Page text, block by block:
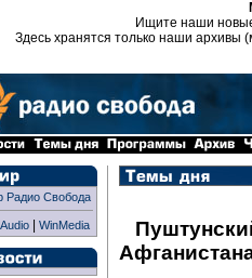
Ищите наши
Здесь хранятся только наши архивы
Радио Свобода
| WinMedia